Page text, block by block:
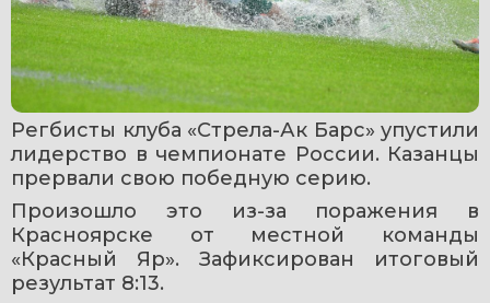
Регбисты клуба «Стрела-Ак Барс» упустили
лидерство в чемпионате России. Казанцы
прервали свою победную серию.
Произошло это из-за поражения в
Красноярске от местной команды
«Красный Яр». Зафиксирован итоговый
результат 8:13.